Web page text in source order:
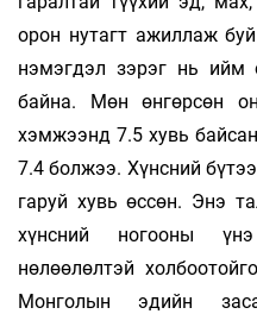
орон нутагт ажиллаж
нэмэгдэл зэрэг нь ийм
байна. Мөн өнгөрсөн
хэмжээнд 7.5 хувь
7.4 болжээ. Хүнсний
гаруй хувь өссөн. Энэ
хүнсний ногооны
нөлөөлөлтэй
Монголын эдийн